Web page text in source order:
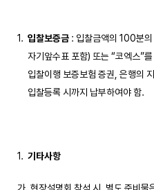
입찰보증금: 입찰금액의 100분의
자기앞수표 포함) 또는 “코엑스”
입찰이행 보증보험 증권, 은행의
입찰등록 시까지 납부하여야 함.
기타사항